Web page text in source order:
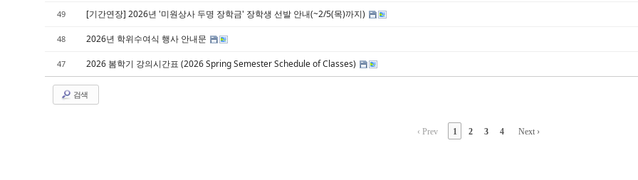
49 [기간연장] 2026년 '미원상사 두명 장학금' 장학생 선발 안내(~2/5(목)까지)
48 2026년 학위수여식 행사 안내문
47 2026 봄학기 강의시간표 (2026 Spring Semester Schedule of Classes)
검색
‹ Prev 1 2 3 4 Next ›